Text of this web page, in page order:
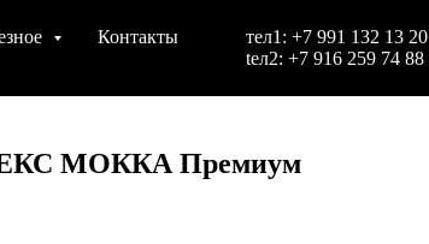
Контакты
тел1: +7 991 132 13 20
teл2: +7 916 259 74 88
МОККА Премиум